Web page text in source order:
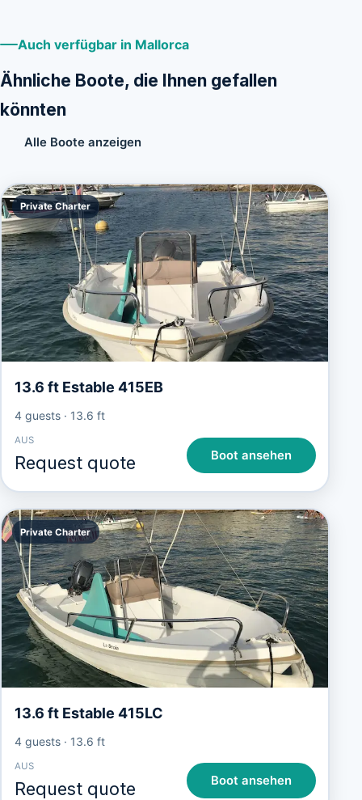
Auch verfügbar in Mallorca
Ähnliche Boote, die Ihnen gefallen
könnten
Alle Boote anzeigen
Private Charter
13.6 ft Estable 415EB
4 guests· 13.6 ft
AUS
Request quote Boot ansehen
Private Charter
13.6 ft Estable 415LC
4 guests· 13.6 ft
AUS
Request quote Boot ansehen